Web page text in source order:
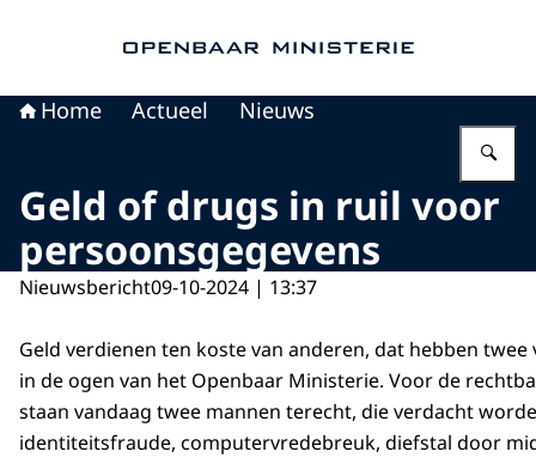
Home Actueel Nieuws
Geld of drugs in ruil voor
persoonsgegevens
Nieuwsbericht09-10-2024 | 13:37
Geld verdienen ten koste van anderen, dat hebben
in de ogen van het Openbaar Ministerie. Voor de
staan vandaag twee mannen terecht, die verdacht
identiteitsfraude, computervredebreuk, diefstal door